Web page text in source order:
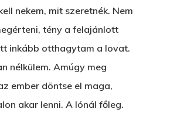
nekem, mit szeretnék. Nem
tény a felajánlott
inkább otthagytam a lovat.
nélkülem. Amúgy meg
ember döntse el maga,
akar lenni. A lónál főleg.